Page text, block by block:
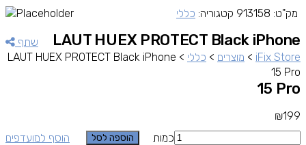
שתף
iFix Store
> מוצרים > כללי >
LAUT HUEX PROTECT Black iPhone
15 Pro
LAUT HUEX PROTECT Black iPhone
15 Pro
₪199
כמות
הוספה לסל
הוסף למועדפים
מק"ט: 913158 קטגוריה: כללי